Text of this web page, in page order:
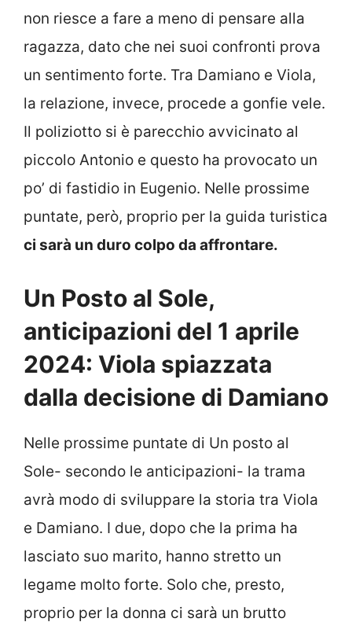
non riesce a fare a meno di pensare alla
ragazza, dato che nei suoi confronti prova
un sentimento forte. Tra Damiano e Viola,
la relazione, invece, procede a gonfie vele.
Il poliziotto si è parecchio avvicinato al
piccolo Antonio e questo ha provocato un
po’ di fastidio in Eugenio. Nelle prossime
puntate, però, proprio per la guida turistica
ci sarà un duro colpo da affrontare.
Un Posto al Sole,
anticipazioni del 1 aprile
2024: Viola spiazzata
dalla decisione di Damiano
Nelle prossime puntate di Un posto al
Sole- secondo le anticipazioni- la trama
avrà modo di sviluppare la storia tra Viola
e Damiano. I due, dopo che la prima ha
lasciato suo marito, hanno stretto un
legame molto forte. Solo che, presto,
proprio per la donna ci sarà un brutto